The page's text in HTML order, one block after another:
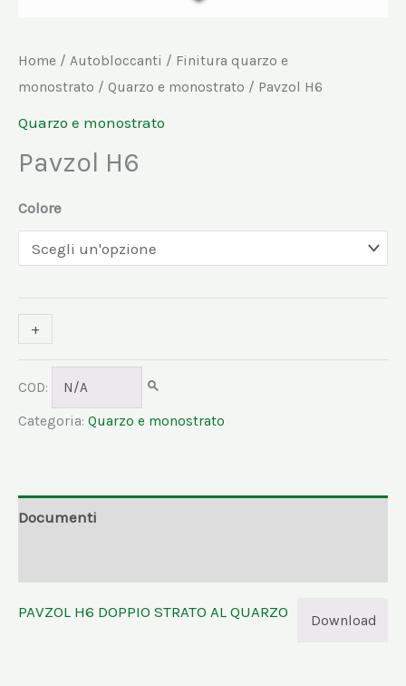
Home / Autobloccanti / Finitura quarzo e
monostrato / Quarzo e monostrato / Pavzol H6
Quarzo e monostrato
Pavzol H6
Colore
-
+
COD: N/A
Categoria: Quarzo e monostrato
Documenti
PAVZOL H6 DOPPIO STRATO AL QUARZO Download